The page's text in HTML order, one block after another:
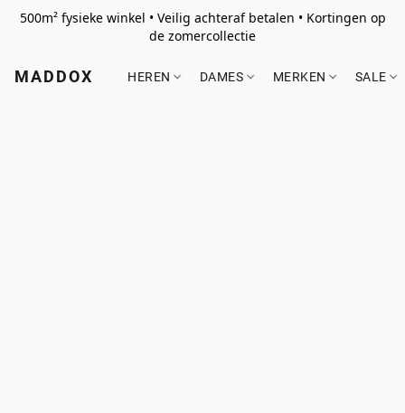
500m² fysieke winkel • Veilig achteraf betalen • Kortingen op
de zomercollectie
MADDOX HEREN DAMES MERKEN SALE